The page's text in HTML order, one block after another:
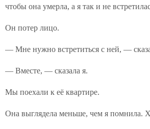
чтобы она умерла, а я так и не
Он потер лицо.
— Мне нужно встретиться с ней, —
— Вместе, — сказала я.
Мы поехали к её квартире.
Она выглядела меньше, чем я помнила.